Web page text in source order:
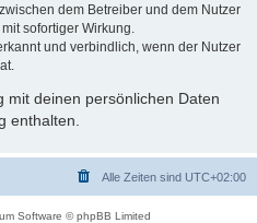
dem Betreiber und dem Nutzer
sofortiger Wirkung.
und verbindlich, wenn der Nutzer
mit deinen persönlichen Daten
enthalten.
Alle Zeiten sind UTC+02:00
Software © phpBB Limited